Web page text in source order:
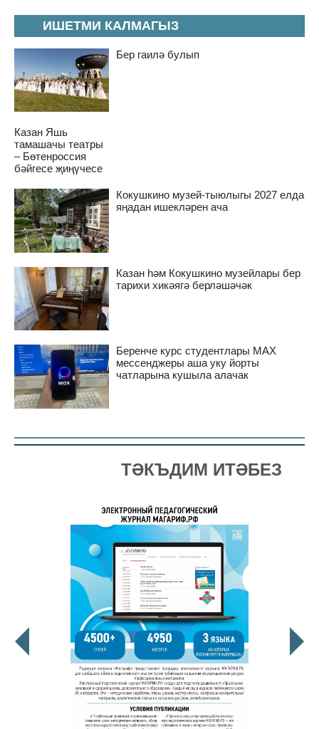
ИШЕТМИ КАЛМАГЫЗ
Бер гаилә булып
Казан Яшь
тамашачы театры
– Бөтенроссия
бәйгесе җиңүчесе
Кокушкино музей-тыюлыгы 2027 елда
яңадан ишекләрен ача
Казан һәм Кокушкино музейлары бер
тарихи хикәягә берләшәчәк
Беренче курс студентлары MAX
мессенджеры аша уку йорты
чатларына кушыла алачак
ТӘКЪДИМ ИТӘБЕЗ